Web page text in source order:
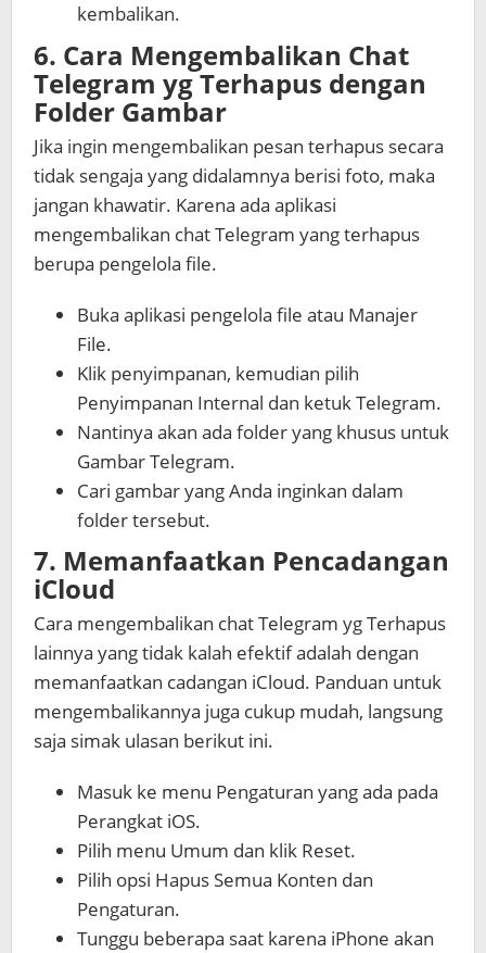
kembalikan.
6. Cara Mengembalikan Chat
Telegram yg Terhapus dengan
Folder Gambar
Jika ingin mengembalikan pesan terhapus secara
tidak sengaja yang didalamnya berisi foto, maka
jangan khawatir. Karena ada aplikasi
mengembalikan chat Telegram yang terhapus
berupa pengelola file.
Buka aplikasi pengelola file atau Manajer
File.
Klik penyimpanan, kemudian pilih
Penyimpanan Internal dan ketuk Telegram.
Nantinya akan ada folder yang khusus untuk
Gambar Telegram.
Cari gambar yang Anda inginkan dalam
folder tersebut.
7. Memanfaatkan Pencadangan
iCloud
Cara mengembalikan chat Telegram yg Terhapus
lainnya yang tidak kalah efektif adalah dengan
memanfaatkan cadangan iCloud. Panduan untuk
mengembalikannya juga cukup mudah, langsung
saja simak ulasan berikut ini.
Masuk ke menu Pengaturan yang ada pada
Perangkat iOS.
Pilih menu Umum dan klik Reset.
Pilih opsi Hapus Semua Konten dan
Pengaturan.
Tunggu beberapa saat karena iPhone akan